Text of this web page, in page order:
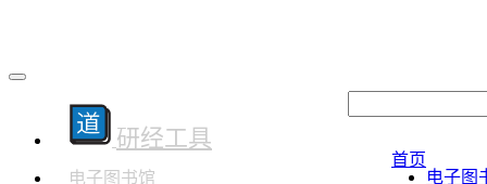
研经工具
电子图书馆
首页
电子图